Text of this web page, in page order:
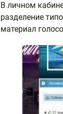
В личном
разделение
материал